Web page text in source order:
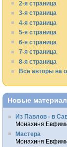
2-я страница
3-я страница
4-я страница
5-я страница
6-я страница
7-я страница
8-я страница
Все авторы на
Новые
Из Павлов - в
Монахиня
Мастера
Монахиня